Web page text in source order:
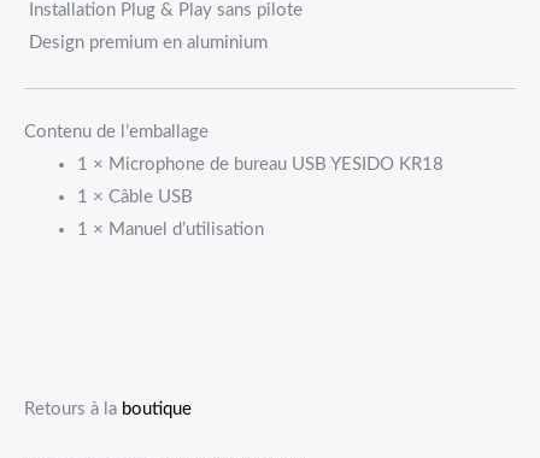
Installation Plug & Play sans pilote
Design premium en aluminium
Contenu de l’emballage
1 × Microphone de bureau USB YESIDO KR18
1 × Câble USB
1 × Manuel d’utilisation
Retours à la boutique